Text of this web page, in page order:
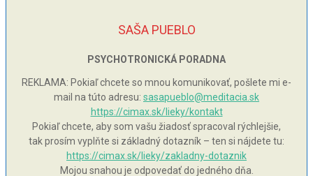
SAŠA PUEBLO
PSYCHOTRONICKÁ PORADNA
REKLAMA: Pokiaľ chcete so mnou komunikovať, pošlete mi e-
mail na túto adresu: sasapueblo@meditacia.sk
https://cimax.sk/lieky/kontakt
Pokiaľ chcete, aby som vašu žiadosť spracoval rýchlejšie,
tak prosím vyplňte si základný dotazník – ten si nájdete tu:
https://cimax.sk/lieky/zakladny-dotaznik
Mojou snahou je odpovedať do jedného dňa.